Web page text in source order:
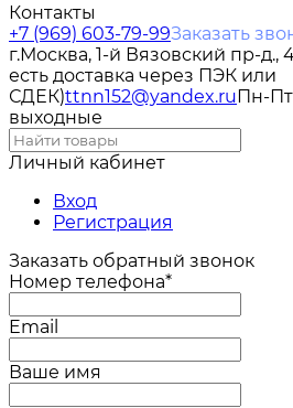
Контакты
+7 (969) 603-79-99Заказать
г.Москва, 1-й Вязовский пр-д.,
есть доставка через ПЭК или
СДЕК)ttnn152@yandex.ruПн-
выходные
Личный кабинет
Вход
Регистрация
Заказать обратный звонок
Номер телефона*
Email
Ваше имя